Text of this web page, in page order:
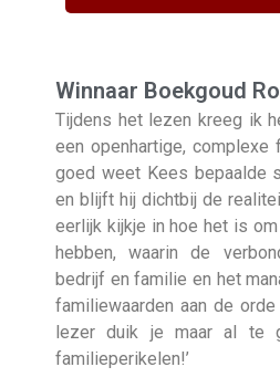
Winnaar Boekgoud
Tijdens het lezen kreeg ik
een openhartige,
goed weet Kees bepaalde
en blijft hij dichtbij de
eerlijk kijkje in hoe het is
hebben, waarin de
bedrijf en familie en het
familiewaarden aan de
lezer duik je maar al te
familieperikelen!’